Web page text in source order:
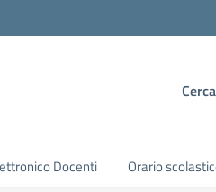
Cerca
Docenti Orario